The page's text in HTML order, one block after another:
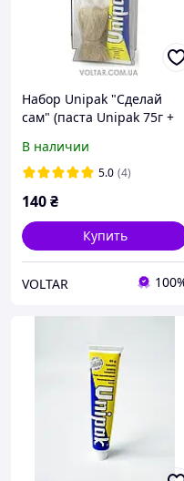
Набор Unipak "Сделай
сам" (паста Unipak 75г +
В наличии
5.0 (4)
140₴
Купить
VOLTAR